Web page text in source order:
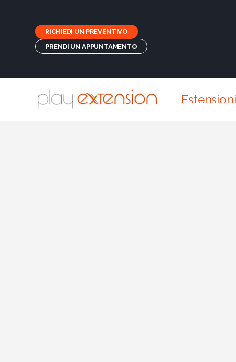
RICHIEDI UN PREVENTIVO
PRENDI UN APPUNTAMENTO
Estensioni